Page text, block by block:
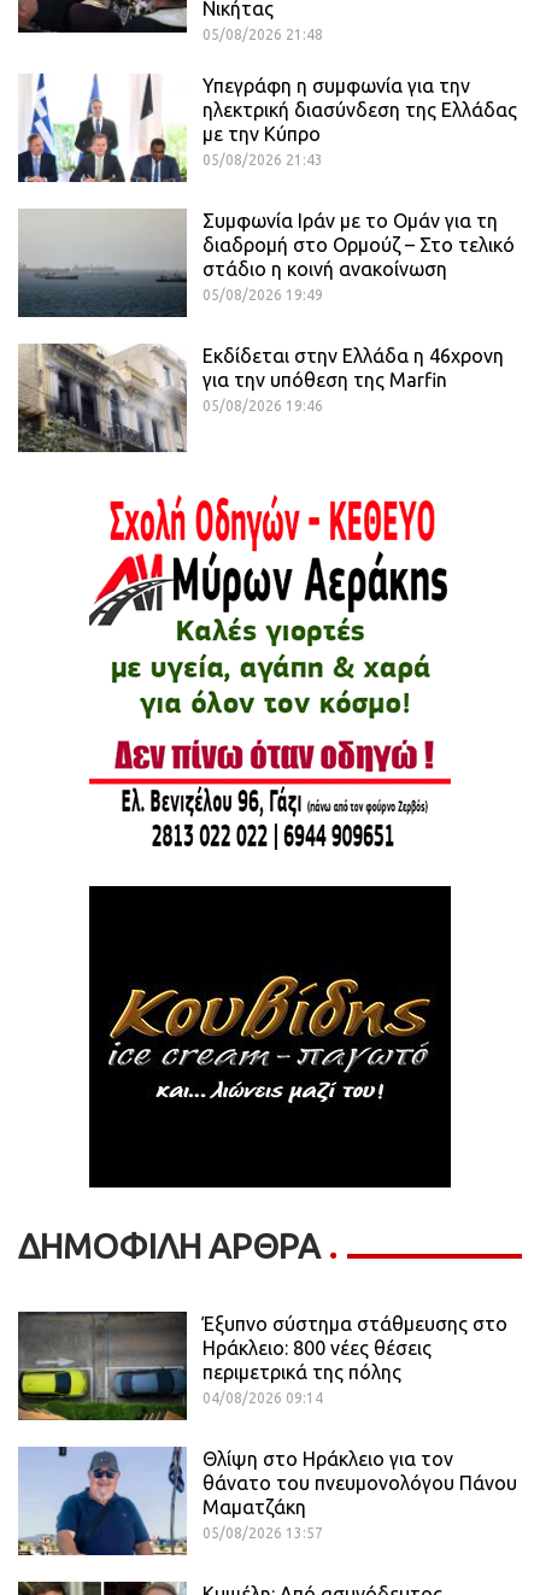
Νικήτας
05/08/2026 21:48
Υπεγράφη η συμφωνία για την
ηλεκτρική διασύνδεση της Ελλάδας
με την Κύπρο
05/08/2026 21:43
Συμφωνία Ιράν με το Ομάν για τη
διαδρομή στο Ορμούζ – Στο τελικό
στάδιο η κοινή ανακοίνωση
05/08/2026 19:49
Εκδίδεται στην Ελλάδα η 46χρονη
για την υπόθεση της Marfin
05/08/2026 19:46
ΔΗΜΟΦΙΛΗ ΑΡΘΡΑ
Έξυπνο σύστημα στάθμευσης στο
Ηράκλειο: 800 νέες θέσεις
περιμετρικά της πόλης
04/08/2026 09:14
Θλίψη στο Ηράκλειο για τον
θάνατο του πνευμονολόγου Πάνου
Μαματζάκη
05/08/2026 13:57